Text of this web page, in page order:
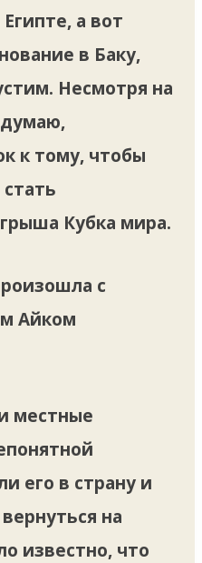
а вот
в Баку,
Несмотря на
думаю,
к тому, чтобы
Кубка мира.
с
Айком
местные
его в страну и
на
известно, что